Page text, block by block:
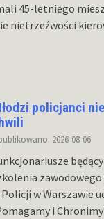
45-letniego
nietrzeźwości
policjanci
2026-08-06
w Warszawie
i